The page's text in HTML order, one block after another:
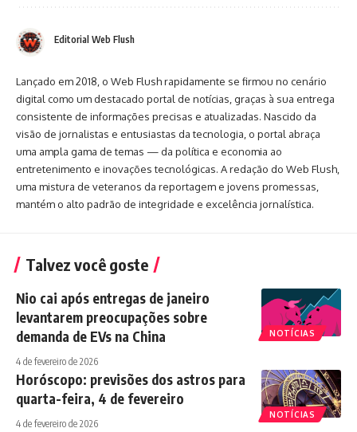
Editorial Web Flush
Lançado em 2018, o Web Flush rapidamente se firmou no cenário
digital como um destacado portal de notícias, graças à sua entrega
consistente de informações precisas e atualizadas. Nascido da
visão de jornalistas e entusiastas da tecnologia, o portal abraça
uma ampla gama de temas — da política e economia ao
entretenimento e inovações tecnológicas. A redação do Web Flush,
uma mistura de veteranos da reportagem e jovens promessas,
mantém o alto padrão de integridade e excelência jornalística.
Talvez você goste
NOTÍCIAS
Nio cai após entregas de janeiro
levantarem preocupações sobre
demanda de EVs na China
4 de fevereiro de 2026
NOTÍCIAS
Horóscopo: previsões dos astros para
quarta-feira, 4 de fevereiro
4 de fevereiro de 2026